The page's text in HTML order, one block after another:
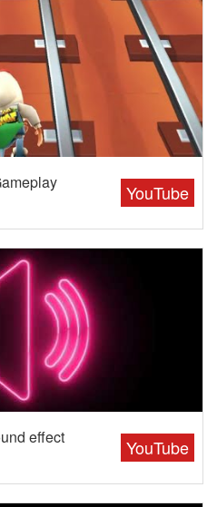
YouTube
YouTube
effect